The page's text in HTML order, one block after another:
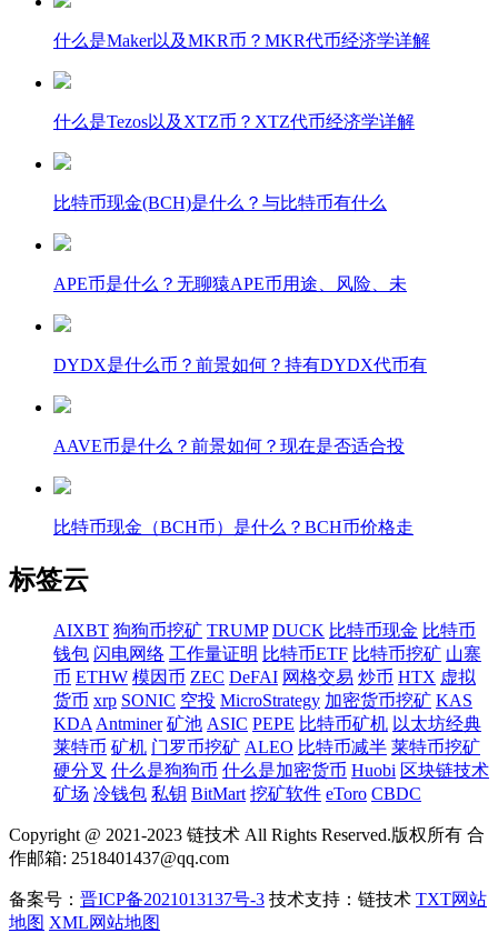
什么是Maker以及MKR币？MKR代币经济学详解
什么是Tezos以及XTZ币？XTZ代币经济学详解
比特币现金(BCH)是什么？与比特币有什么
APE币是什么？无聊猿APE币用途、风险、未
DYDX是什么币？前景如何？持有DYDX代币有
AAVE币是什么？前景如何？现在是否适合投
比特币现金（BCH币）是什么？BCH币价格走
标签云
AIXBT 狗狗币挖矿 TRUMP DUCK 比特币现金 比特币
钱包 闪电网络 工作量证明 比特币ETF 比特币挖矿 山寨
币 ETHW 模因币 ZEC DeFAI 网格交易 炒币 HTX 虚拟
货币 xrp SONIC 空投 MicroStrategy 加密货币挖矿 KAS
KDA Antminer 矿池 ASIC PEPE 比特币矿机 以太坊经典
莱特币 矿机 门罗币挖矿 ALEO 比特币减半 莱特币挖矿
硬分叉 什么是狗狗币 什么是加密货币 Huobi 区块链技术
矿场 冷钱包 私钥 BitMart 挖矿软件 eToro CBDC
Copyright @ 2021-2023 链技术 All Rights Reserved.版权所有 合
作邮箱: 2518401437@qq.com
备案号： 晋ICP备2021013137号-3 技术支持：链技术 TXT网站
地图 XML网站地图